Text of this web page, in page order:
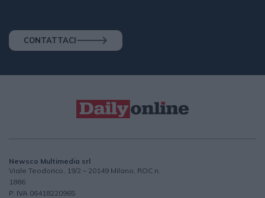
CONTATTACI
Newsco Multimedia srl
Viale Teodorico, 19/2 – 20149 Milano, ROC n.
1886
P. IVA 06418220965